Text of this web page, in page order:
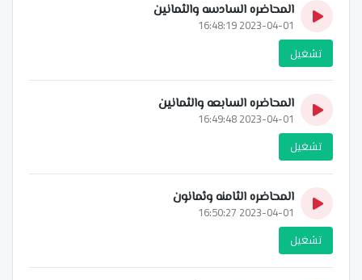
المحاضره السادسه والثمانين
2023-04-01 16:48:19
تشغيل
المحاضره السابعه والثمانين
2023-04-01 16:49:48
تشغيل
المحاضره الثامنه وثمانون
2023-04-01 16:50:27
تشغيل